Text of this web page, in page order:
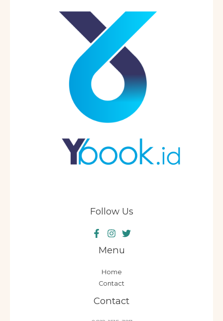
Follow Us
Menu
Home
Contact
Contact